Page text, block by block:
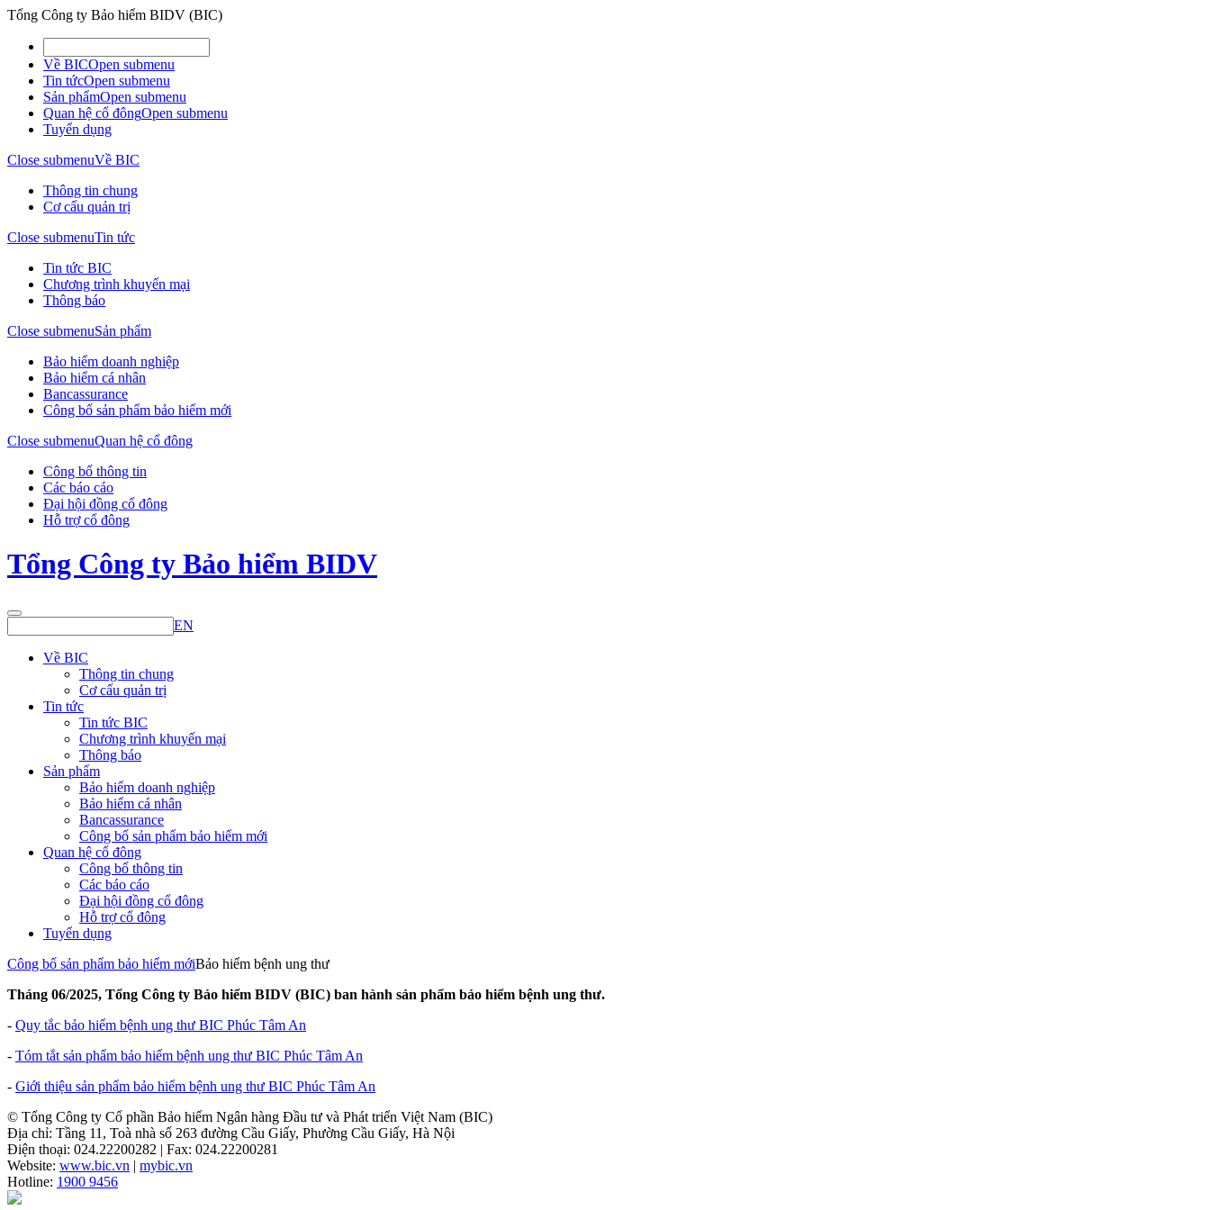
Tổng Công ty Bảo hiểm BIDV (BIC)
Về BICOpen submenu
Tin tứcOpen submenu
Sản phẩmOpen submenu
Quan hệ cổ đôngOpen submenu
Tuyển dụng
Close submenuVề BIC
Thông tin chung
Cơ cấu quản trị
Close submenuTin tức
Tin tức BIC
Chương trình khuyến mại
Thông báo
Close submenuSản phẩm
Bảo hiểm doanh nghiệp
Bảo hiểm cá nhân
Bancassurance
Công bố sản phẩm bảo hiểm mới
Close submenuQuan hệ cổ đông
Công bố thông tin
Các báo cáo
Đại hội đồng cổ đông
Hỗ trợ cổ đông
Tổng Công ty Bảo hiểm BIDV
EN
Về BIC
Thông tin chung
Cơ cấu quản trị
Tin tức
Tin tức BIC
Chương trình khuyến mại
Thông báo
Sản phẩm
Bảo hiểm doanh nghiệp
Bảo hiểm cá nhân
Bancassurance
Công bố sản phẩm bảo hiểm mới
Quan hệ cổ đông
Công bố thông tin
Các báo cáo
Đại hội đồng cổ đông
Hỗ trợ cổ đông
Tuyển dụng
Công bố sản phẩm bảo hiểm mớiBảo hiểm bệnh ung thư
Tháng 06/2025, Tổng Công ty Bảo hiểm BIDV (BIC) ban hành sản phẩm bảo hiểm bệnh ung thư.
- Quy tắc bảo hiểm bệnh ung thư BIC Phúc Tâm An
- Tóm tắt sản phẩm bảo hiểm bệnh ung thư BIC Phúc Tâm An
- Giới thiệu sản phẩm bảo hiểm bệnh ung thư BIC Phúc Tâm An
© Tổng Công ty Cổ phần Bảo hiểm Ngân hàng Đầu tư và Phát triển Việt Nam (BIC)
Địa chỉ: Tầng 11, Toà nhà số 263 đường Cầu Giấy, Phường Cầu Giấy, Hà Nội
Điện thoại: 024.22200282 | Fax: 024.22200281
Website: www.bic.vn | mybic.vn
Hotline: 1900 9456